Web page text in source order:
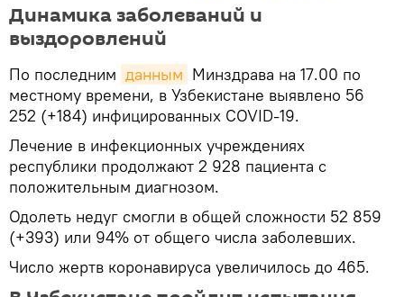
Динамика заболеваний и
выздоровлений
По последним данным Минздрава на 17.00 по
местному времени, в Узбекистане выявлено 56
252 (+184) инфицированных COVID-19.
Лечение в инфекционных учреждениях
республики продолжают 2 928 пациента с
положительным диагнозом.
Одолеть недуг смогли в общей сложности 52 859
(+393) или 94% от общего числа заболевших.
Число жертв коронавируса увеличилось до 465.